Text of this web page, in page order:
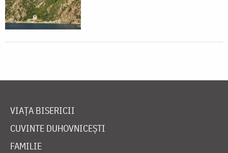
VIAȚA BISERICII
CUVINTE DUHOVNICEȘTI
FAMILIE